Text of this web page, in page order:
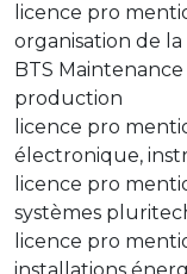
licence pro
organisation de
BTS
production
licence pro
électronique,
licence pro
systèmes
licence pro